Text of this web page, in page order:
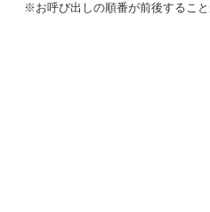
※お呼び出しの順番が前後すること